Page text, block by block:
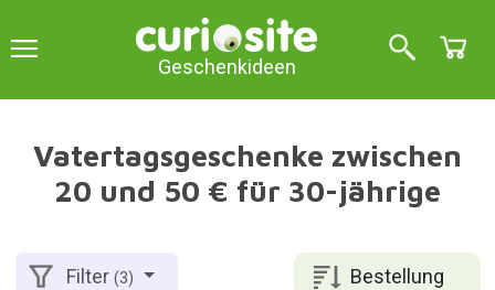
Geschenkideen
Vatertagsgeschenke zwischen
20 und 50 € für 30-jährige
Bestellung
Filter(3)